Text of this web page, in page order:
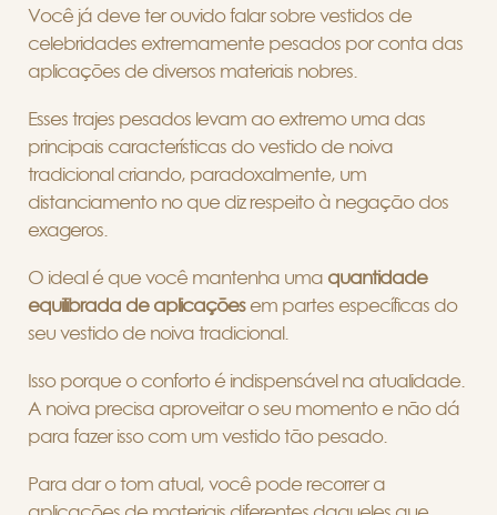
Você já deve ter ouvido falar sobre vestidos de
celebridades extremamente pesados por conta das
aplicações de diversos materiais nobres.
Esses trajes pesados levam ao extremo uma das
principais características do vestido de noiva
tradicional criando, paradoxalmente, um
distanciamento no que diz respeito à negação dos
exageros.
O ideal é que você mantenha uma quantidade
equilibrada de aplicaçõesem partes específicas do
seu vestido de noiva tradicional.
Isso porque o conforto é indispensável na atualidade.
A noiva precisa aproveitar o seu momento e não dá
para fazer isso com um vestido tão pesado.
Para dar o tom atual, você pode recorrer a